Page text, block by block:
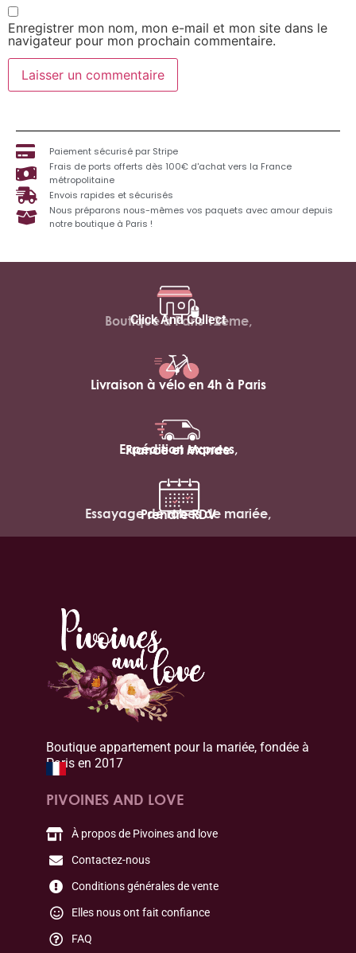
Enregistrer mon nom, mon e-mail et mon site dans le
navigateur pour mon prochain commentaire.
Paiement sécurisé par Stripe
Frais de ports offerts dès 100€ d'achat vers la France
métropolitaine
Envois rapides et sécurisés
Nous préparons nous-mêmes vos paquets avec amour depuis
notre boutique à Paris !
Click And Collect
Boutique à Paris 12ème,
Livraison à vélo en 4h à Paris
Expédition express,
France et Monde
Essayage de robes de mariée,
Prendre RDV
Boutique appartement pour la mariée, fondée à
Paris en 2017
PIVOINES AND LOVE
À propos de Pivoines and love
Contactez-nous
Conditions générales de vente
Elles nous ont fait confiance
FAQ